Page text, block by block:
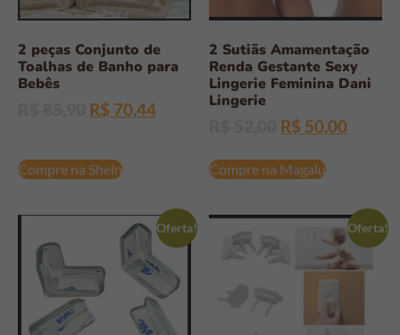
2 peças Conjunto de
Toalhas de Banho para
Bebês
R$ 70,44
Compre na Shein
2 Sutiãs Amamentação
Renda Gestante Sexy
Lingerie Feminina Dani
Lingerie
R$ 50,00
Compre na Magalu
Oferta! Oferta!